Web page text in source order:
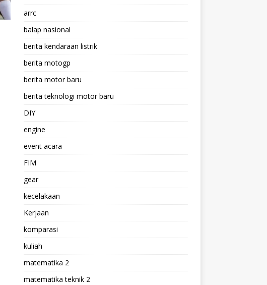
arrc
balap nasional
berita kendaraan listrik
berita motogp
berita motor baru
berita teknologi motor baru
DIY
engine
event acara
FIM
gear
kecelakaan
Kerjaan
komparasi
kuliah
matematika 2
matematika teknik 2